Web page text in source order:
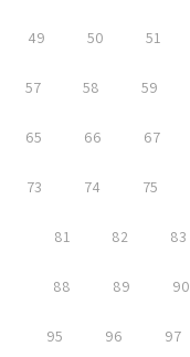
49 50 51
57 58 59
65 66 67
73 74 75
81 82 83
88 89 90
95 96 97